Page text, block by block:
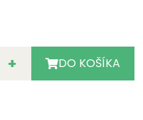
+ DO KOŠÍKA